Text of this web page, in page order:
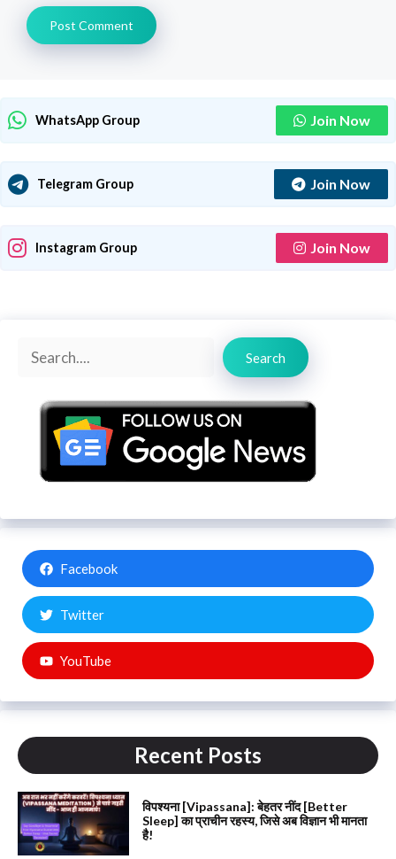
WhatsApp Group Join Now
Telegram Group Join Now
Instagram Group Join Now
Search
Search
Facebook
Twitter
YouTube
Recent Posts
विपश्यना [Vipassana]: बेहतर नींद [Better
Sleep] का प्राचीन रहस्य, जिसे अब विज्ञान भी मानता
है!